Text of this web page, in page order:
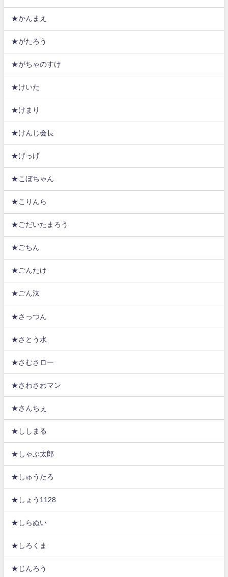
★かんまえ
★がたろう
★がちゃのすけ
★けいた
★けまり
★けんじ会長
★げっげ
★こぼちゃん
★こりんら
★ごだいたまろう
★ごちん
★ごんたけ
★ごん汰
★さっつん
★さとう水
★さむさロー
★さわさわマン
★さんちぇ
★ししまる
★しゃぶ太郎
★しゅうたろ
★しょう1128
★しらぬい
★しろくま
★じんろう